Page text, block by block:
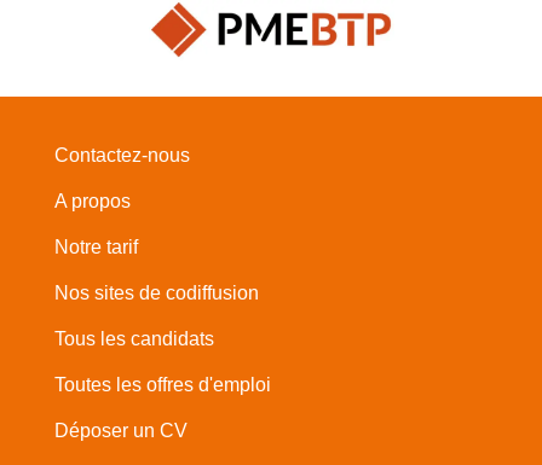
Contactez-nous
A propos
Notre tarif
Nos sites de codiffusion
Tous les candidats
Toutes les offres d'emploi
Déposer un CV